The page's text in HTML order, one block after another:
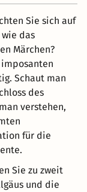
Sie sich auf
das
Märchen?
Schaut man
des
verstehen,
für die
Sie zu zweit
und die